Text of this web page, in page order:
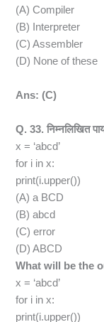
(A) Compiler
(B) Interpreter
(C) Assembler
(D) None of these
Ans: (C)
Q. 33. निम्नलिखित
x = ‘abcd’
for i in x:
print(i.upper())
(A) a BCD
(B) abcd
(C) error
(D) ABCD
What will be the
x = ‘abcd’
for i in x:
print(i.upper())